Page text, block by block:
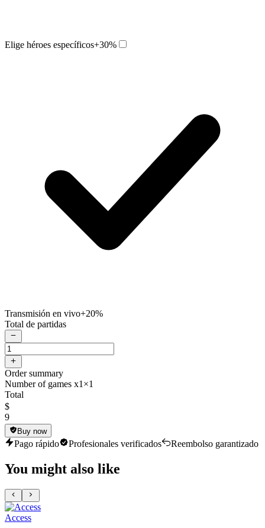
Elige héroes específicos+30%
Transmisión en vivo+20%
Total de partidas
Order summary
Number of games x1×1
Total
$
9
Buy now
Pago rápido Profesionales verificados Reembolso garantizado
You might also like
Access